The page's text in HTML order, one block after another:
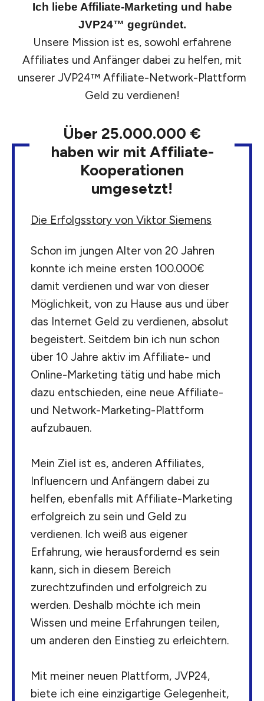
Ich liebe Affiliate-Marketing und habe
JVP24™ gegründet.
Unsere Mission ist es, sowohl erfahrene
Affiliates und Anfänger dabei zu helfen, mit
unserer JVP24™ Affiliate-Network-Plattform
Geld zu verdienen!
Über 25.000.000 €
haben wir mit Affiliate-
Kooperationen
umgesetzt!
Die Erfolgsstory von Viktor Siemens
Schon im jungen Alter von 20 Jahren
konnte ich meine ersten 100.000€
damit verdienen und war von dieser
Möglichkeit, von zu Hause aus und über
das Internet Geld zu verdienen, absolut
begeistert. Seitdem bin ich nun schon
über 10 Jahre aktiv im Affiliate- und
Online-Marketing tätig und habe mich
dazu entschieden, eine neue Affiliate-
und Network-Marketing-Plattform
aufzubauen.
Mein Ziel ist es, anderen Affiliates,
Influencern und Anfängern dabei zu
helfen, ebenfalls mit Affiliate-Marketing
erfolgreich zu sein und Geld zu
verdienen. Ich weiß aus eigener
Erfahrung, wie herausfordernd es sein
kann, sich in diesem Bereich
zurechtzufinden und erfolgreich zu
werden. Deshalb möchte ich mein
Wissen und meine Erfahrungen teilen,
um anderen den Einstieg zu erleichtern.
Mit meiner neuen Plattform, JVP24,
biete ich eine einzigartige Gelegenheit,